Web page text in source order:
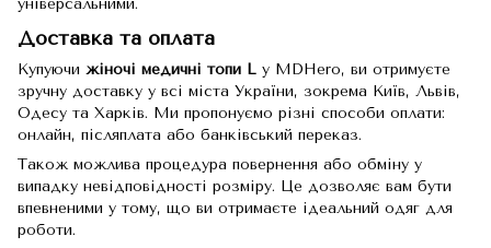
Доставка та оплата
Купуючи жіночі медичні топи L у MDHero, ви отримуєте
зручну доставку у всі міста України, зокрема Київ, Львів,
Одесу та Харків. Ми пропонуємо різні способи оплати:
онлайн, післяплата або банківський переказ.
Також можлива процедура повернення або обміну у
випадку невідповідності розміру. Це дозволяє вам бути
впевненими у тому, що ви отримаєте ідеальний одяг для
роботи.